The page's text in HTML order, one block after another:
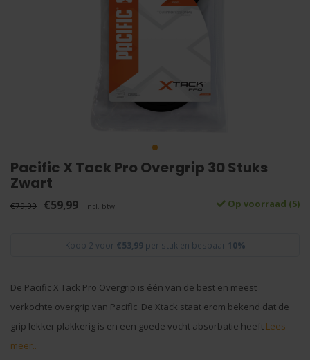
Pacific X Tack Pro Overgrip 30 Stuks
Zwart
€79,99 €59,99 Incl. btw Op voorraad (5)
Koop 2 voor €53,99per stuk en bespaar 10%
De Pacific X Tack Pro Overgrip is één van de best en meest
verkochte overgrip van Pacific. De Xtack staat erom bekend dat de
grip lekker plakkerig is en een goede vocht absorbatie heeft Lees
meer..